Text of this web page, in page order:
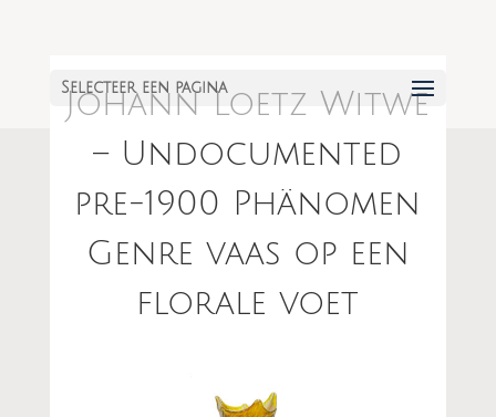
Selecteer een pagina
Johann Loetz Witwe
– Undocumented
pre-1900 Phänomen
Genre vaas op een
florale voet